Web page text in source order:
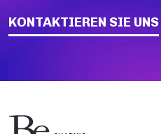
KONTAKTIEREN SIE UNS